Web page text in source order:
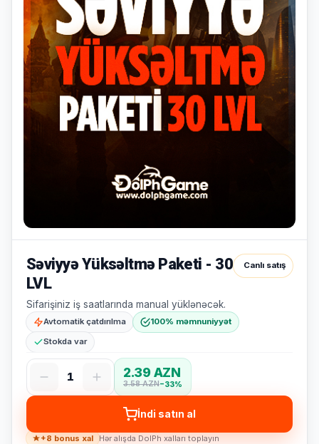
yoxdur.
Hamısına
bax
Səbətiniz
boşdur
Sevdiyiniz
məhsulları
Səviyyə Yüksəltmə Paketi - 30
LVL
Sifarişiniz iş saatlarında manual yüklənəcək.
Canlı satış
Avtomatik çatdırılma
100% məmnuniyyət
Stokda var
1 2.39 AZN
3.58 AZN−33%
İndi satın al
+8 bonus xal Hər alışda DolPh xalları toplayın